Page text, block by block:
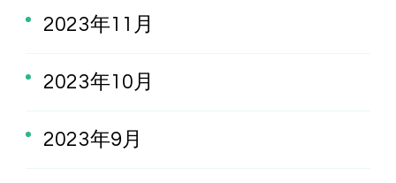
2023年11月
2023年10月
2023年9月